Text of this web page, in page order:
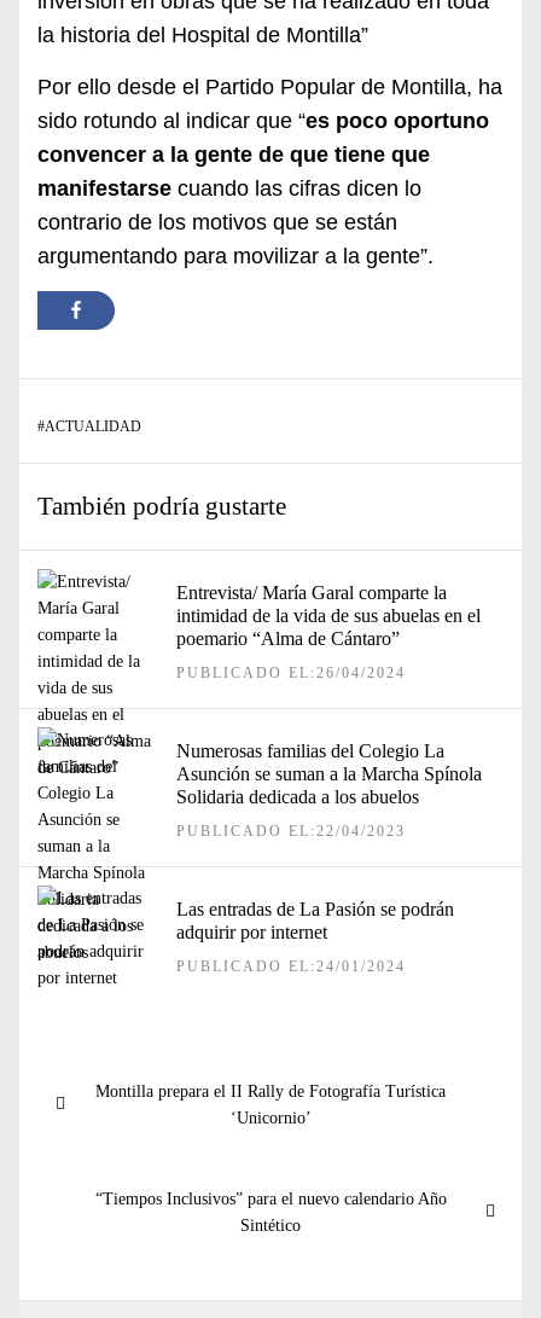
la historia del Hospital de Montilla”
Por ello desde el Partido Popular de Montilla, ha
sido rotundo al indicar que “es poco oportuno
convencer a la gente de que tiene que
manifestarse cuando las cifras dicen lo
contrario de los motivos que se están
argumentando para movilizar a la gente”.
#ACTUALIDAD
También podría gustarte
Entrevista/ María Garal comparte la
intimidad de la vida de sus abuelas en el
poemario “Alma de Cántaro”
PUBLICADO EL:26/04/2024
Numerosas familias del Colegio La
Asunción se suman a la Marcha Spínola
Solidaria dedicada a los abuelos
PUBLICADO EL:22/04/2023
Las entradas de La Pasión se podrán
adquirir por internet
PUBLICADO EL:24/01/2024
de
Entrada
Montilla prepara el II Rally de Fotografía Turística
‘Unicornio’
Entrada
“Tiempos Inclusivos” para el nuevo calendario Año
Sintético